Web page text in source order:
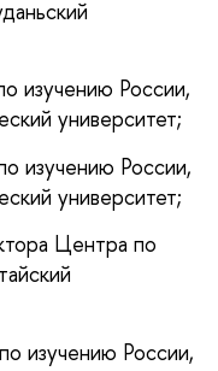
изучению России,
университет;
изучению России,
университет;
Центра по
изучению России,